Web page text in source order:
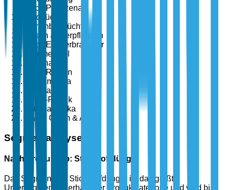
Nach Pflanzenart
Feldfrüchte
Gartenbaufrüchte
Rasen & Zierpflanzen
Nach Endverbraucher
Kommerziell
Haushalt
Nach Region
Nordamerika
Europa
Asien-Pazifik
Lateinamerika
Naher Osten & Afrika
Segmentanalyse
Nach Produkttyp: Stickstoffdünger
Das Segment der Stickstoffdünger ist das größte
Untersegment innerhalb der Produktkategorie und wird bis